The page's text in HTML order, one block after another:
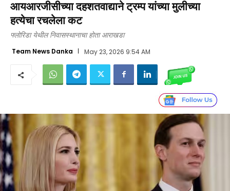
आयआरजीसीच्या दहशतवाद्याने ट्रम्प यांच्या मुलीच्या
हत्येचा रचलेला कट
फ्लोरिडा येथील निवासस्थानाचा होता आराखडा
Team News Danka May 23, 2026 9:54 AM